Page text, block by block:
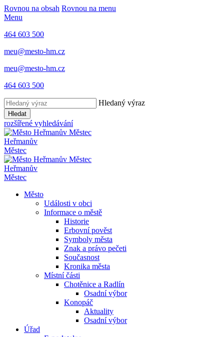
Rovnou na obsah Rovnou na menu
Menu
464 603 500
meu@mesto-hm.cz
meu@mesto-hm.cz
464 603 500
Hledaný výraz
Hledat
rozšířené vyhledávání
Heřmanův
Městec
Heřmanův
Městec
Město
Události v obci
Informace o městě
Historie
Erbovní pověst
Symboly města
Znak a právo pečeti
Současnost
Kronika města
Místní části
Chotěnice a Radlín
Osadní výbor
Konopáč
Aktuality
Osadní výbor
Úřad